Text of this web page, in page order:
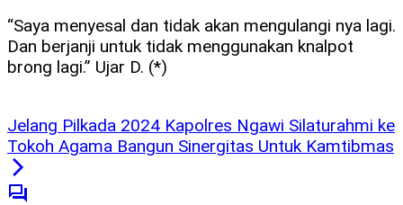
“Saya menyesal dan tidak akan mengulangi nya lagi.
Dan berjanji untuk tidak menggunakan knalpot
brong lagi.” Ujar D. (*)
Jelang Pilkada 2024 Kapolres Ngawi Silaturahmi ke
Tokoh Agama Bangun Sinergitas Untuk Kamtibmas